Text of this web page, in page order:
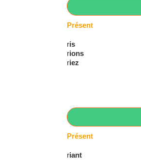
Présent
ris
rions
riez
Présent
riant